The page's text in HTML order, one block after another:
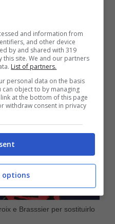
con un brutto
e Brasssier per sostituirlo
and information from
and other device
by and shared with 319
this site. We and our partners
List of partners.
personal data on the basis
object to by managing
at the bottom of this page
withdraw consent in privacy
options